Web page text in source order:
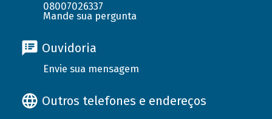
08007026337
Mande sua pergunta
Ouvidoria
Envie sua mensagem
Outros telefones e endereços